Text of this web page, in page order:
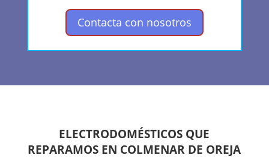
Contacta con nosotros
ELECTRODOMÉSTICOS QUE
REPARAMOS EN COLMENAR DE OREJA